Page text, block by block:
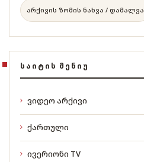
არქივის ზომის ნახვა / დამალვა
ᲡᲐᲘᲢᲘᲡ ᲛᲔᲜᲘᲣ
ვიდეო არქივი
ქართული
ივერიონი TV